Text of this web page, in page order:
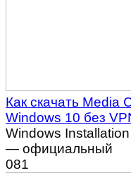
Как скачать Media
Windows 10 без
Windows
— официальный
081